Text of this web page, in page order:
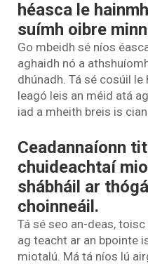
héasca le
suímh oibre
Go mbeidh sé níos
aghaidh nó a
dhúnadh. Tá sé cosúil
leagó leis an méid atá
iad a mheith breis is
Ceadannaíonn
chuideachtaí
shábháil ar
choinneáil.
Tá sé seo an-deas,
ag teacht ar an bpointe
miotalú. Má tá níos lú